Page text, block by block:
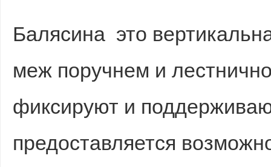
Балясина это
меж поручнем и
фиксируют и
предоставляется